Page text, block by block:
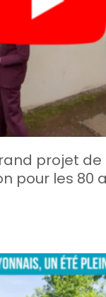
projet de
pour les 80